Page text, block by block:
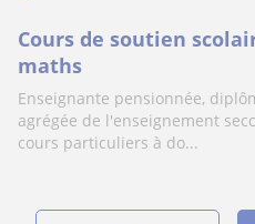
Cours de soutien
maths
Enseignante pensionnée,
agrégée de l'enseignement
cours particuliers à do...